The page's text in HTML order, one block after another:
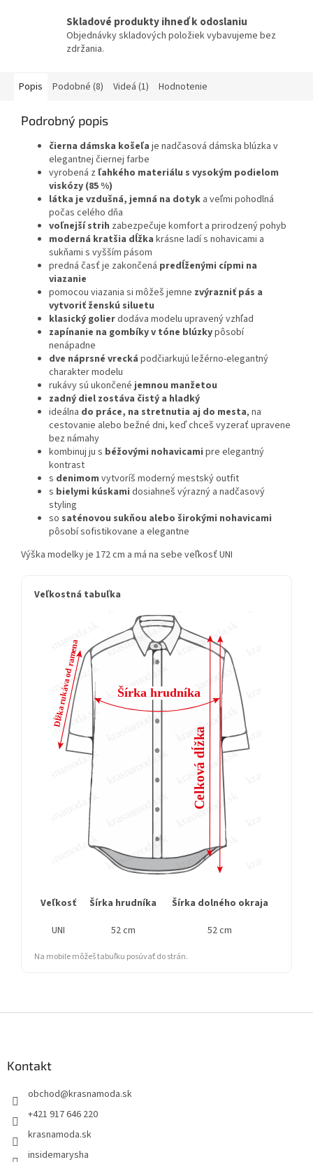
Skladové produkty ihneď k odoslaniu
Objednávky skladových položiek vybavujeme bez
zdržania.
Popis Podobné (8) Videá (1) Hodnotenie
Podrobný popis
čierna dámska košeľa je nadčasová dámska blúzka v
elegantnej čiernej farbe
vyrobená z ľahkého materiálu s vysokým podielom
viskózy (85 %)
látka je vzdušná, jemná na dotyk a veľmi pohodlná
počas celého dňa
voľnejší strih zabezpečuje komfort a prirodzený pohyb
moderná kratšia dĺžka krásne ladí s nohavicami a
sukňami s vyšším pásom
predná časť je zakončená predĺženými cípmi na
viazanie
pomocou viazania si môžeš jemne zvýrazniť pás a
vytvoriť ženskú siluetu
klasický golierdodáva modelu upravený vzhľad
zapínanie na gombíky v tóne blúzkypôsobí
nenápadne
dve náprsné vrecká podčiarkujú ležérno-elegantný
charakter modelu
rukávy sú ukončenéjemnou manžetou
zadný diel zostáva čistý a hladký
ideálna do práce, na stretnutia aj do mesta, na
cestovanie alebo bežné dni, keď chceš vyzerať upravene
bez námahy
kombinuj ju s béžovými nohavicami pre elegantný
kontrast
s denimom vytvoríš moderný mestský outfit
s bielymi kúskami dosiahneš výrazný a nadčasový
styling
so saténovou sukňou alebo širokými nohavicami
pôsobí sofistikovane a elegantne
Výška modelky je 172 cm a má na sebe veľkosť UNI
Veľkostná tabuľka
Veľkosť Šírka hrudníka Šírka dolného okraja
UNI
52 cm 52 cm
Na mobile môžeš tabuľku posúvať do strán.
Kontakt
obchod@krasnamoda.sk
+421 917 646 220
krasnamoda.sk
insidemarysha